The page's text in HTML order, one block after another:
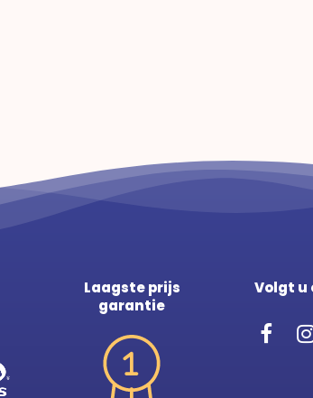
Laagste prijs
garantie
Volgt u